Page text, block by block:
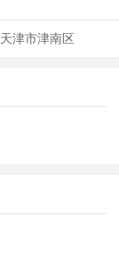
天津市津南区